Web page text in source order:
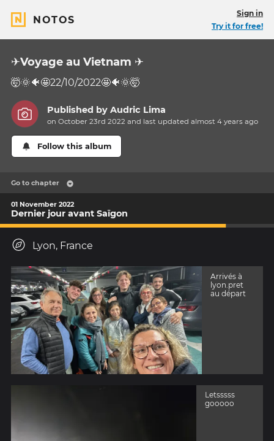
NOTOS
Sign in
Try it for free!
✈️Voyage au Vietnam ✈️
🤯🌞🐠🤩22/10/2022🤩🐠🌞🤯
Published byAudric Lima
on October 23rd 2022 and last updatedalmost 4 years ago
Follow this album
Go to chapter
01 November 2022
Dernier jour avant Saïgon
Lyon, France
Arrivés à
lyon.pret
au départ
Letsssss
gooooo